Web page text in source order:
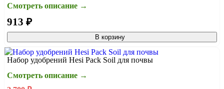
Смотреть описание →
913 ₽
В корзину
Набор удобрений Hesi Pack Soil для почвы
Смотреть описание →